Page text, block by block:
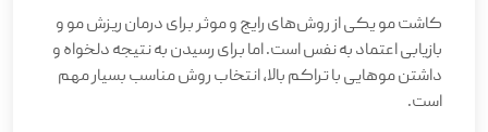
کاشت مو یکی از روش‌های رایج و موثر برای درمان ریزش مو و
بازیابی اعتماد به نفس است. اما برای رسیدن به نتیجه دلخواه و
داشتن موهایی با تراکم بالا، انتخاب روش مناسب بسیار مهم
است.